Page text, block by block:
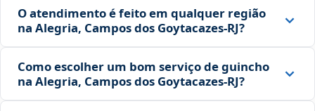
O atendimento é feito em qualquer região
na Alegria, Campos dos Goytacazes‑RJ?
Como escolher um bom serviço de guincho
na Alegria, Campos dos Goytacazes‑RJ?